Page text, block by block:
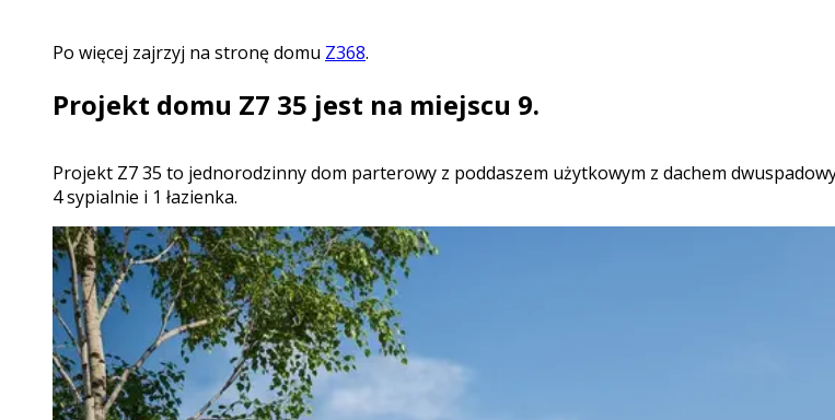
Po więcej zajrzyj na stronę domu Z368.
Projekt domu Z7 35 jest na miejscu 9.
projekt Z7 35 to jednorodzinny dom parterowy z poddaszem użytkowym z dachem dwuspadowym. We wnętrzu znajdują się: sień, hol, kuchnia, pomieszczenie gospodarcze,
4 sypialnie i 1 łazienka.